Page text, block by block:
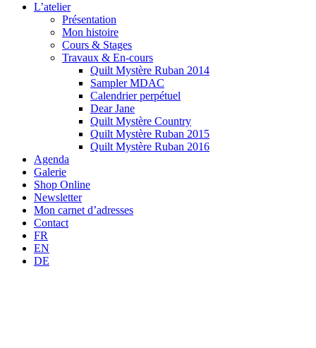
L’atelier
Présentation
Mon histoire
Cours & Stages
Travaux & En-cours
Quilt Mystère Ruban 2014
Sampler MDAC
Calendrier perpétuel
Dear Jane
Quilt Mystère Country
Quilt Mystère Ruban 2015
Quilt Mystère Ruban 2016
Agenda
Galerie
Shop Online
Newsletter
Mon carnet d’adresses
Contact
FR
EN
DE